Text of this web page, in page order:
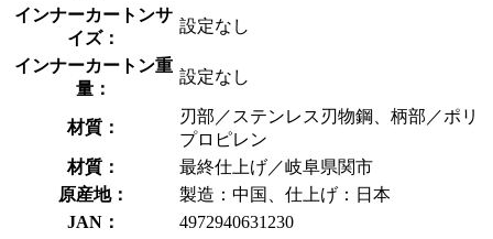
インナーカートンサ
イズ：
設定なし
インナーカートン重
量：
設定なし
材質：
刃部／ステンレス刃物鋼、柄部／ポリ
プロピレン
材質：
最終仕上げ／岐阜県関市
原産地：
製造：中国、仕上げ：日本
JAN：
4972940631230